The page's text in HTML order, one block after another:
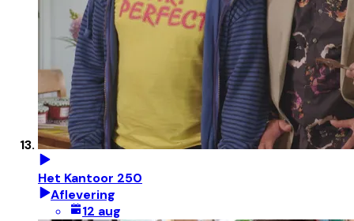
Het Kantoor 250
Aflevering
12 aug